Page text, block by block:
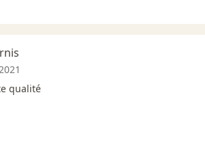
qualité